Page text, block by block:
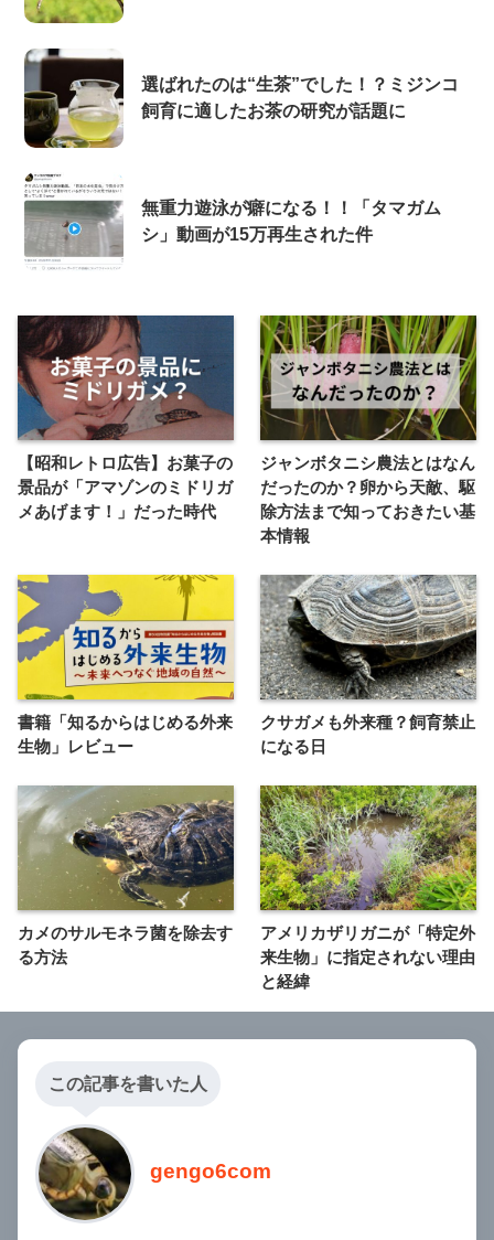
選ばれたのは“生茶”でした！？ミジンコ
飼育に適したお茶の研究が話題に
無重力遊泳が癖になる！！「タマガム
シ」動画が15万再生された件
【昭和レトロ広告】お菓子の
景品が「アマゾンのミドリガ
メあげます！」だった時代
ジャンボタニシ農法とはなん
だったのか？卵から天敵、駆
除方法まで知っておきたい基
本情報
書籍「知るからはじめる外来
生物」レビュー
クサガメも外来種？飼育禁止
になる日
カメのサルモネラ菌を除去す
る方法
アメリカザリガニが「特定外
来生物」に指定されない理由
と経緯
この記事を書いた人
gengo6com